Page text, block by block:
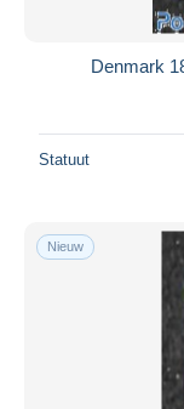
Denmark
Statuut
Nieuw